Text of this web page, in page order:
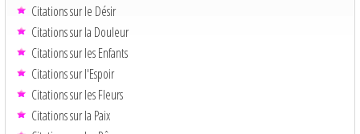
Citations sur le Désir
Citations sur la Douleur
Citations sur les Enfants
Citations sur l'Espoir
Citations sur les Fleurs
Citations sur la Paix